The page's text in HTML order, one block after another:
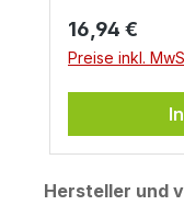
Regulärer
16,94 €
Preise inkl.
Hersteller und